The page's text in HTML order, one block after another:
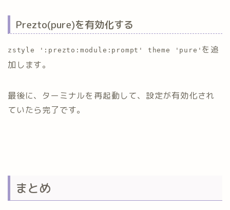
Prezto(pure)を有効化する
zstyle ':prezto:module:prompt' theme 'pure' を追
加します。
最後に、ターミナルを再起動して、設定が有効化され
ていたら完了です。
まとめ